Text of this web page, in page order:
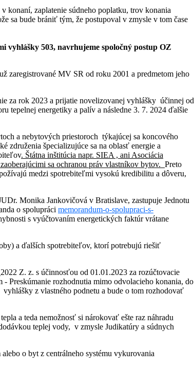
konaní, zaplatenie súdneho poplatku, trov konania
sa bude brániť tým, že postupoval v zmysle v tom čase
vyhlášky 503, navrhujeme spoločný postup OZ
zaregistrované MV SR od roku 2001 a predmetom jeho
za rok 2023 a prijatie novelizovanej vyhlášky účinnej od
tepelnej energetiky a palív a následne 3. 7. 2024 ďalšie
a nebytových priestoroch týkajúcej sa koncového
špecializujúce sa na oblasť energie a
. Štátna inštitúcia napr. SIEA , ani Asociácia
sa ochranou práv vlastníkov bytov. Preto
medzi spotrebiteľmi vysokú kredibilitu a dôveru,
Monika Jankovičová v Bratislave, zastupuje Jednotu
o spolupráci memorandum-o-spolupraci-s-
s vyúčtovaním energetických faktúr vrátane
a ďalších spotrebiteľov, ktorí potrebujú riešiť
Z. z. s účinnosťou od 01.01.2023 za rozúčtovacie
Preskúmanie rozhodnutia mimo odvolacieho konania, do
z vlastného podnetu a bude o tom rozhodovať
a teda nemožnosť si nárokovať ešte raz náhradu
teplej vody, v zmysle Judikatúry a súdnych
o byt z centrálneho systému vykurovania